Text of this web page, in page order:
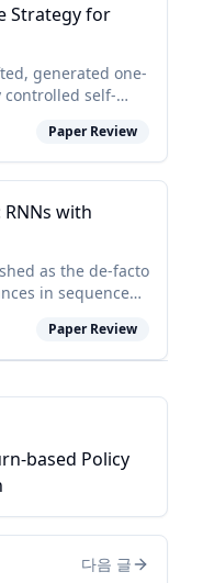
Strategy for
generated one-
controlled self-
none of which
Paper Review
with
as the de-facto
in sequence
length. While
Paper Review
based Policy
다음 글